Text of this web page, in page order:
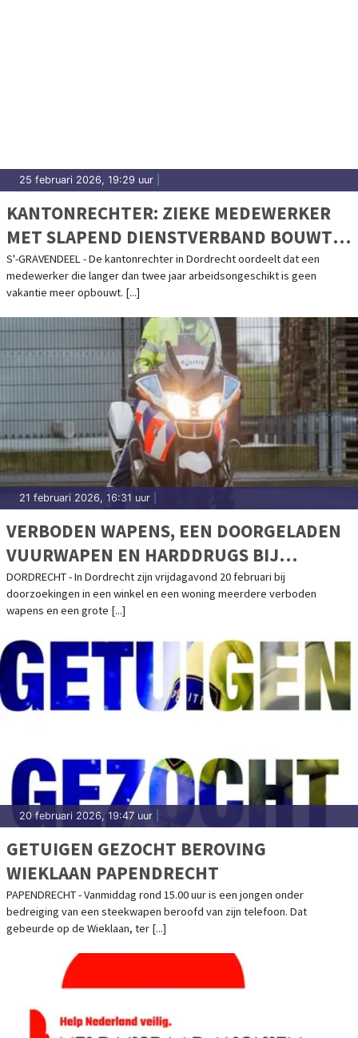
25 februari 2026, 19:29 uur
KANTONRECHTER: ZIEKE MEDEWERKER
MET SLAPEND DIENSTVERBAND BOUWT
GEEN NIEUWE VAKANTIEDAGEN OP
S'-GRAVENDEEL - De kantonrechter in Dordrecht oordeelt dat een
medewerker die langer dan twee jaar arbeidsongeschikt is geen
vakantie meer opbouwt. [...]
21 februari 2026, 16:31 uur
VERBODEN WAPENS, EEN DOORGELADEN
VUURWAPEN EN HARDDRUGS BIJ
ZOEKINGEN DORDRECHT
DORDRECHT - In Dordrecht zijn vrijdagavond 20 februari bij
doorzoekingen in een winkel en een woning meerdere verboden
wapens en een grote [...]
20 februari 2026, 19:47 uur
GETUIGEN GEZOCHT BEROVING
WIEKLAAN PAPENDRECHT
PAPENDRECHT - Vanmiddag rond 15.00 uur is een jongen onder
bedreiging van een steekwapen beroofd van zijn telefoon. Dat
gebeurde op de Wieklaan, ter [...]